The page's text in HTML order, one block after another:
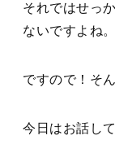
それではせっ
ないですよね。
ですので！そ
今日はお話し